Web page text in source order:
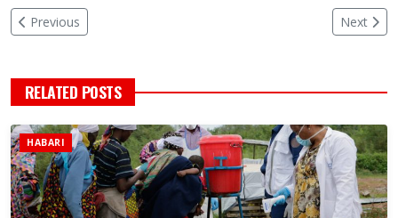
Previous Next
RELATED POSTS
HABARI